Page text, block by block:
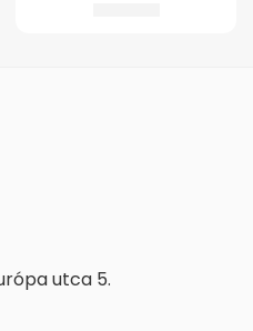
utca 5.